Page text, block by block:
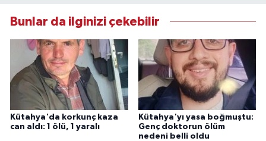
Bunlar da ilginizi çekebilir
Kütahya'da korkunç kaza
can aldı: 1 ölü, 1 yaralı
Kütahya'yı yasa boğmuştu:
Genç doktorun ölüm
nedeni belli oldu